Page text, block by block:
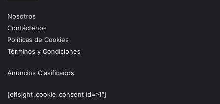
Nosotros
Contáctenos
Políticas de Cookies
Términos y Condiciones
Anuncios Clasificados
[elfsight_cookie_consent id=»1″]